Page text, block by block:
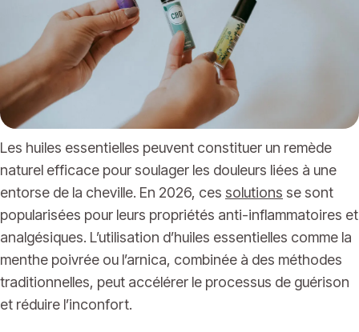
Les huiles essentielles peuvent constituer un remède
naturel efficace pour soulager les douleurs liées à une
entorse de la cheville. En 2026, ces solutions se sont
popularisées pour leurs propriétés anti-inflammatoires et
analgésiques. L’utilisation d’huiles essentielles comme la
menthe poivrée ou l’arnica, combinée à des méthodes
traditionnelles, peut accélérer le processus de guérison
et réduire l’inconfort.